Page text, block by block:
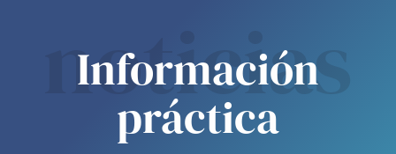
noticias
Información
práctica